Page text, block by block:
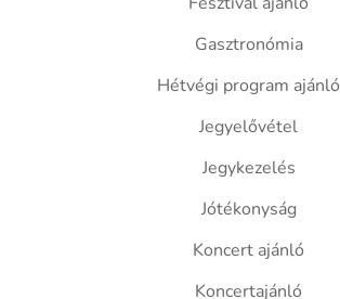
Gasztronómia
Hétvégi program ajánló
Jegyelővétel
Jegykezelés
Jótékonyság
Koncert ajánló
Koncertajánló